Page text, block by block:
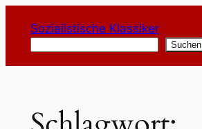
Inhalt
springen
Sozialistische Klassiker
Suchen